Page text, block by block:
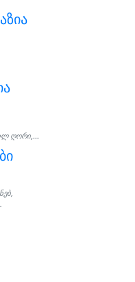
ღორი,...